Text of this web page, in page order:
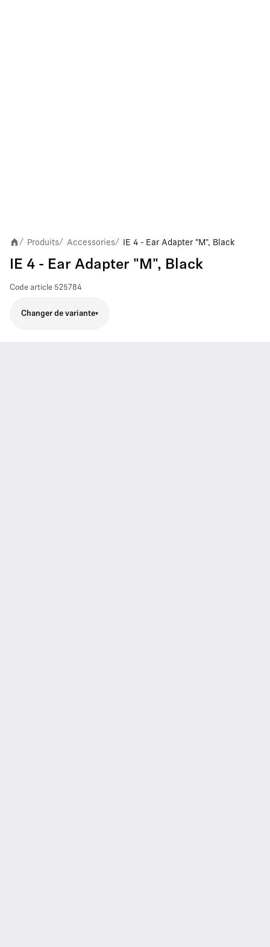
/ Produits/ Accessories/ IE 4 - Ear Adapter "M", Black
IE 4 - Ear Adapter "M", Black
Code article 525784
Changer de variante